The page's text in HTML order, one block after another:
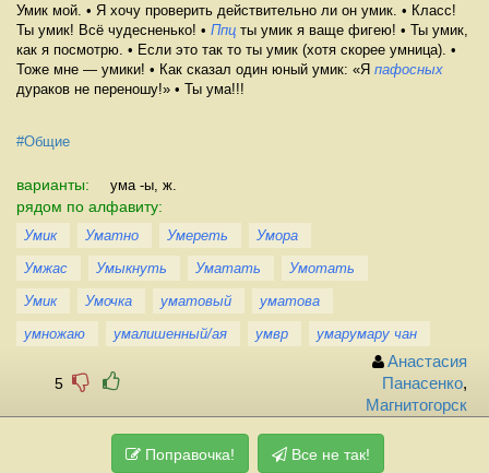
Умик мой. • Я хочу проверить действительно ли он умик. • Класс!
Ты умик! Всё чудесненько! • Ппц ты умик я ваще фигею! • Ты умик,
как я посмотрю. • Если это так то ты умик (хотя скорее умница). •
Тоже мне — умики! • Как сказал один юный умик: «Я пафосных
дураков не переношу!» • Ты ума!!!
#Общие
варианты: ума -ы, ж.
рядом по алфавиту:
Умик Уматно Умереть
Умора
Умжас
Умыкнуть Уматать
Умотать
Умик
Умочка уматовый
уматова
умножаю
умалишенный/ая умвр умарумару чан
5
Анастасия
Панасенко,
Магнитогорск
Поправочка! Все не так!